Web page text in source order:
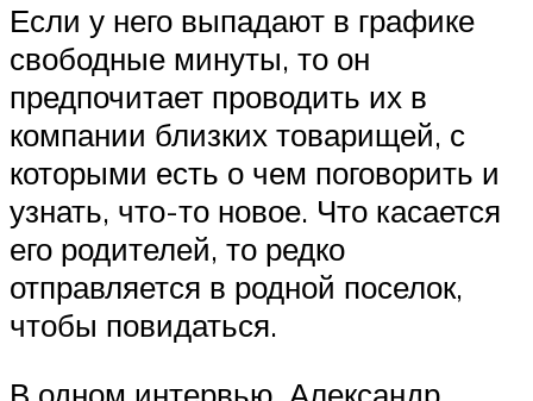
Если у него выпадают в графике
свободные минуты, то он
предпочитает проводить их в
компании близких товарищей, с
которыми есть о чем поговорить и
узнать, что-то новое. Что касается
его родителей, то редко
отправляется в родной поселок,
чтобы повидаться.